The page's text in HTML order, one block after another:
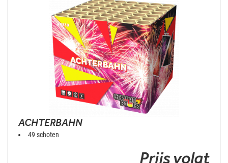
ACHTERBAHN
49 schoten
Prijs volgt